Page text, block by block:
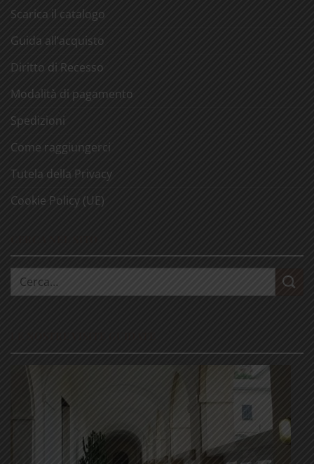
Scarica il catalogo
Guida all’acquisto
Diritto di Recesso
Modalità di pagamento
Spedizioni
Come raggiungerci
Tutela della Privacy
Cookie Policy (UE)
Cerca: